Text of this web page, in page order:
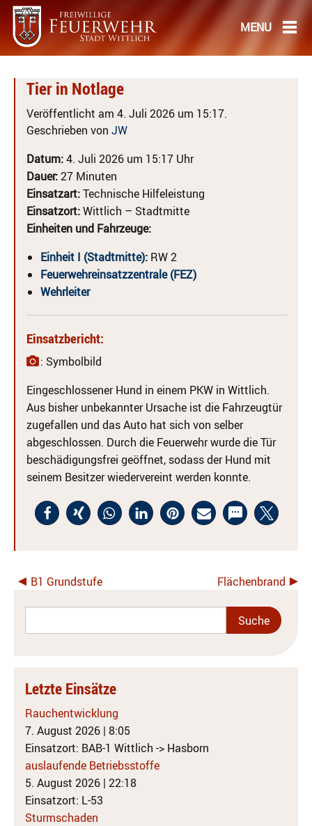
Tier in Notlage
Veröffentlicht am 4. Juli 2026 um 15:17.
Geschrieben von JW
Datum:4. Juli 2026 um 15:17 Uhr
Dauer:27 Minuten
Einsatzart:Technische Hilfeleistung
Einsatzort:Wittlich – Stadtmitte
Einheiten und Fahrzeuge:
Einheit I (Stadtmitte): RW 2
Feuerwehreinsatzzentrale (FEZ)
Wehrleiter
Einsatzbericht:
: Symbolbild
Eingeschlossener Hund in einem PKW in Wittlich.
Aus bisher unbekannter Ursache ist die Fahrzeugtür
zugefallen und das Auto hat sich von selber
abgeschlossen. Durch die Feuerwehr wurde die Tür
beschädigungsfrei geöffnet, sodass der Hund mit
seinem Besitzer wiedervereint werden konnte.
B1 Grundstufe Flächenbrand
Letzte Einsätze
Rauchentwicklung
7. August 2026 | 8:05
Einsatzort: BAB-1 Wittlich -> Hasborn
auslaufende Betriebsstoffe
5. August 2026 | 22:18
Einsatzort: L-53
Sturmschaden